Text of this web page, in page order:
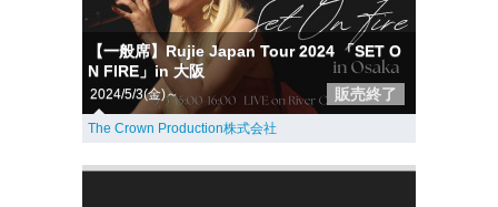
【一般席】Rujie Japan Tour 2024 「SET O
N FIRE」in 大阪
2024/5/3(金)～ 販売終了
The Crown Production株式会社